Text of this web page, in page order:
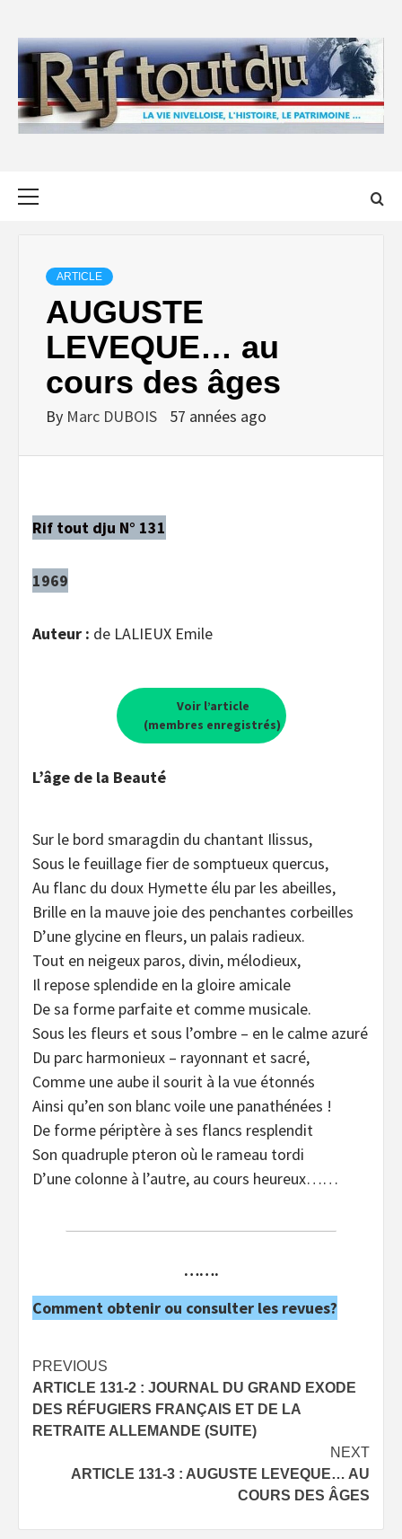
content
ARTICLE
AUGUSTE
LEVEQUE… au
cours des âges
By Marc DUBOIS 57 années ago
Rif tout dju N° 131
1969
Auteur : de LALIEUX Emile
Voir l’article
(membres enregistrés)
L’âge de la Beauté
Sur le bord smaragdin du chantant Ilissus,
Sous le feuillage fier de somptueux quercus,
Au flanc du doux Hymette élu par les abeilles,
Brille en la mauve joie des penchantes corbeilles
D’une glycine en fleurs, un palais radieux.
Tout en neigeux paros, divin, mélodieux,
Il repose splendide en la gloire amicale
De sa forme parfaite et comme musicale.
Sous les fleurs et sous l’ombre – en le calme azuré
Du parc harmonieux – rayonnant et sacré,
Comme une aube il sourit à la vue étonnés
Ainsi qu’en son blanc voile une panathénées !
De forme périptère à ses flancs resplendit
Son quadruple pteron où le rameau tordi
D’une colonne à l’autre, au cours heureux……
…….
Comment obtenir ou consulter les revues?
Post
navigation
PREVIOUS
ARTICLE 131-2 : JOURNAL DU GRAND EXODE
DES RÉFUGIERS FRANÇAIS ET DE LA
RETRAITE ALLEMANDE (SUITE)
NEXT
ARTICLE 131-3 : AUGUSTE LEVEQUE… AU
COURS DES ÂGES